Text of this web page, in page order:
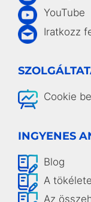
YouTube
Iratkozz
Cookie
INGYENES
Blog
A
Az